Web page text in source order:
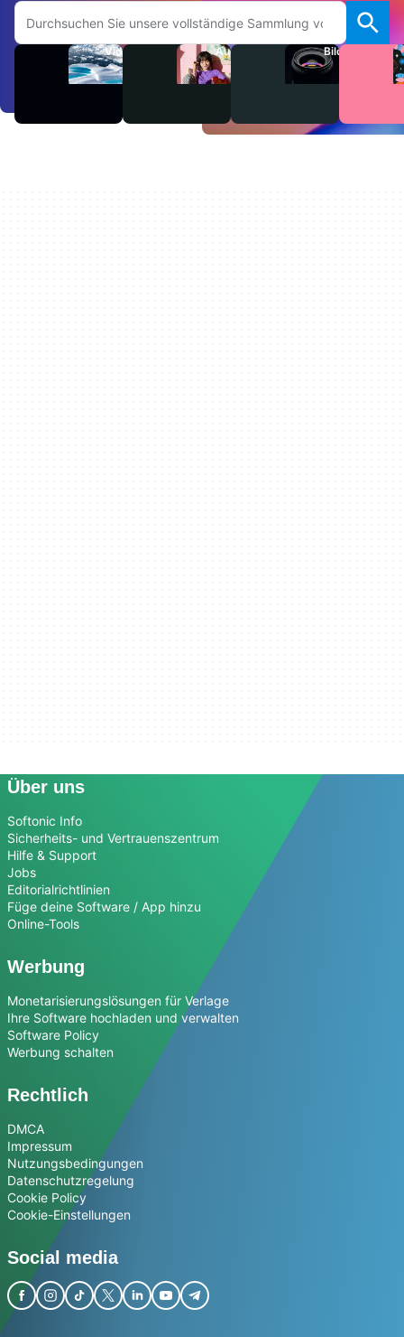
Auf Adobe.com suchen
Videos Audio Bilder
Über uns
Softonic Info
Sicherheits- und Vertrauenszentrum
Hilfe & Support
Jobs
Editorialrichtlinien
Füge deine Software / App hinzu
Online-Tools
Werbung
Monetarisierungslösungen für Verlage
Ihre Software hochladen und verwalten
Software Policy
Werbung schalten
Rechtlich
DMCA
Impressum
Nutzungsbedingungen
Datenschutzregelung
Cookie Policy
Cookie-Einstellungen
Social media